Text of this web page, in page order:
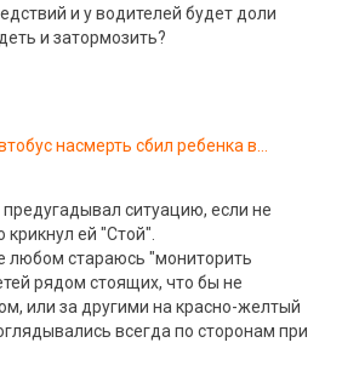
и у водителей будет доли
и затормозить?
насмерть сбил ребенка в
ситуацию, если не
крикнул ей "Стой".
любом стараюсь "мониторить
рядом стоящих, что бы не
или за другими на красно-желтый
всегда по сторонам при